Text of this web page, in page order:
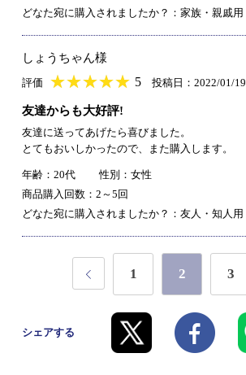
どなた宛に購入されましたか？：家族・親戚用
しょうちゃん様
評価 ★★★★★
★★★★★ 5 投稿日：2022/01/19
友達からも大好評!
友達に送ってあげたら喜びました。
とてもおいしかったので、また購入します。
年齢：20代
性別：女性
商品購入回数：2～5回
どなた宛に購入されましたか？：友人・知人用
1 2 3
シェアする